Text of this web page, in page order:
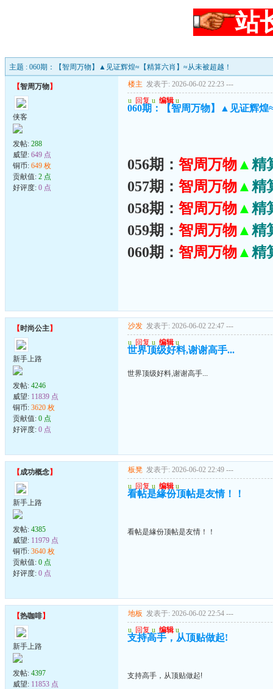
站
主题 : 060期：【智周万物】▲见证辉煌≈【精算六肖】≈从未被超越！
【智周万物】
侠客
发帖: 288
威望: 649 点
铜币: 649 枚
贡献值: 2 点
好评度: 0 点
楼主 发表于: 2026-06-02 22:23 ---
u 回复 u 编辑 u
060期：【智周万物】▲见证辉煌
056期： 智周万物▲精
057期： 智周万物▲精
058期： 智周万物▲精
059期： 智周万物▲精
060期： 智周万物▲精
【时尚公主】
新手上路
发帖: 4246
威望: 11839 点
铜币: 3620 枚
贡献值: 0 点
好评度: 0 点
沙发 发表于: 2026-06-02 22:47 ---
u 回复 u 编辑 u
世界顶级好料,谢谢高手...
世界顶级好料,谢谢高手...
【成功概念】
新手上路
发帖: 4385
威望: 11979 点
铜币: 3640 枚
贡献值: 0 点
好评度: 0 点
板凳 发表于: 2026-06-02 22:49 ---
u 回复 u 编辑 u
看帖是緣份顶帖是友情！！
看帖是緣份顶帖是友情！！
【热咖啡】
新手上路
发帖: 4397
威望: 11853 点
地板 发表于: 2026-06-02 22:54 ---
u 回复 u 编辑 u
支持高手，从顶贴做起!
支持高手，从顶贴做起!